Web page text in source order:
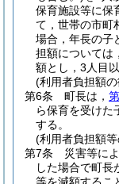
保育施設等に保
て，世帯の市町
場合，年長の子
担額については，
額とし，3人目
(利用者負担額
第6条
町長は，
ら保育を受けた
する。
(利用者負担額
第7条
災害等に
した場合で町長